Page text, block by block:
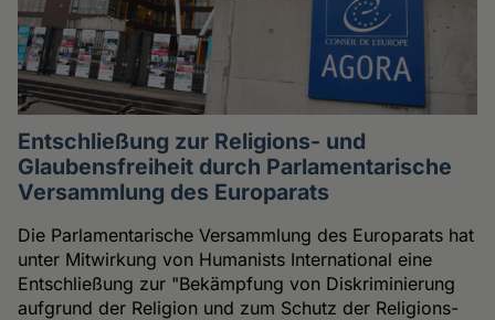
Entschließung zur Religions- und
Glaubensfreiheit durch Parlamentarische
Versammlung des Europarats
Die Parlamentarische Versammlung des Europarats hat
unter Mitwirkung von Humanists International eine
Entschließung zur "Bekämpfung von Diskriminierung
aufgrund der Religion und zum Schutz der Religions-